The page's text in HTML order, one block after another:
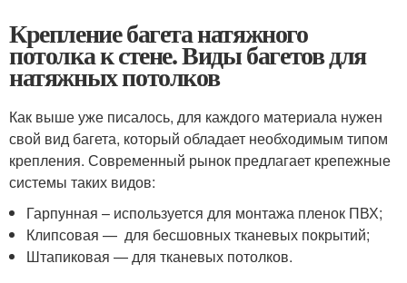
Крепление багета натяжного
потолка к стене. Виды багетов для
натяжных потолков
Как выше уже писалось, для каждого материала нужен
свой вид багета, который обладает необходимым типом
крепления. Современный рынок предлагает крепежные
системы таких видов:
Гарпунная – используется для монтажа пленок ПВХ;
Клипсовая — для бесшовных тканевых покрытий;
Штапиковая — для тканевых потолков.